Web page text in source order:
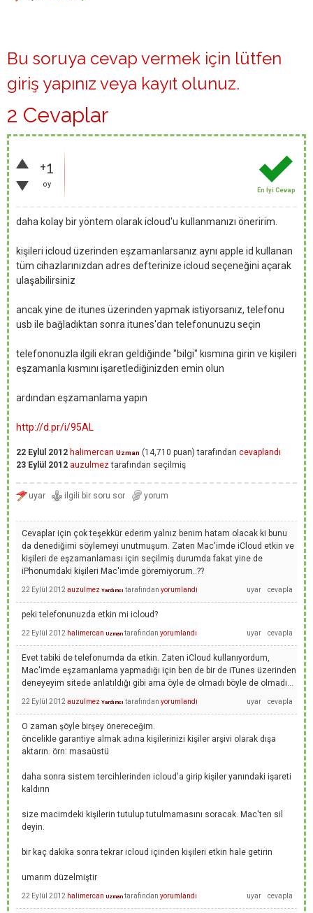
Bu soruya cevap vermek için lütfen
giriş yapınız veya kayıt olunuz.
2 Cevaplar
+1
oy
En İyi Cevap
daha kolay bir yöntem olarak icloud'u kullanmanızı öneririm.
kişileri icloud üzerinden eşzamanlarsanız aynı apple id kullanan
tüm cihazlarınızdan adres defterinize icloud seçeneğini açarak
ulaşabilirsiniz
ancak yine de itunes üzerinden yapmak istiyorsanız, telefonu
usb ile bağladıktan sonra itunes'dan telefonunuzu seçin
telefononuzla ilgili ekran geldiğinde "bilgi" kısmına girin ve kişileri
eşzamanla kısmını işaretlediğinizden emin olun
ardından eşzamanlama yapın
http://d.pr/i/95AL
22 Eylül 2012 halimercan Uzman (14,710 puan) tarafından cevaplandı
23 Eylül 2012 auzulmeztarafından seçilmiş
Cevaplar için çok teşekkür ederim yalnız benim hatam olacak ki bunu
da denediğimi söylemeyi unutmuşum. Zaten Mac'imde iCloud etkin ve
kişileri de eşzamanlaması için seçilmiş durumda fakat yine de
iPhonumdaki kişileri Mac'imde göremiyorum..??
22 Eylül 2012 auzulmez Yardımcı tarafından yorumlandı
peki telefonunuzda etkin mi icloud?
22 Eylül 2012 halimercan Uzman tarafından yorumlandı
Evet tabiki de telefonumda da etkin. Zaten iCloud kullanıyordum,
Mac'imde eşzamanlama yapmadığı için ben de bir de iTunes üzerinden
deneyeyim sitede anlatıldığı gibi ama öyle de olmadı böyle de olmadı...
22 Eylül 2012 auzulmez Yardımcı tarafından yorumlandı
O zaman şöyle birşey önereceğim.
öncelikle garantiye almak adına kişilerinizi kişiler arşivi olarak dışa
aktarın. örn: masaüstü
daha sonra sistem tercihlerinden icloud'a girip kişiler yanındaki işareti
kaldırın
size macimdeki kişilerin tutulup tutulmamasını soracak. Mac'ten sil
deyin.
bir kaç dakika sonra tekrar icloud içinden kişileri etkin hale getirin
umarım düzelmiştir
22 Eylül 2012 halimercan Uzman tarafından yorumlandı